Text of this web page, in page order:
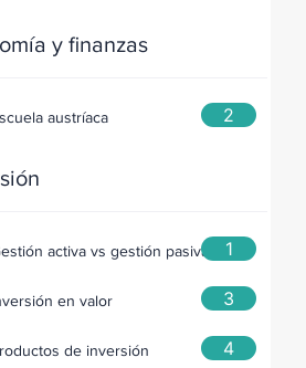
y finanzas
austríaca 2
activa vs gestión pasiva 1
en valor 3
de inversión 4